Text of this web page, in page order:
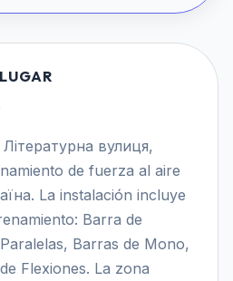
вулиця,
de fuerza al aire
La instalación incluye
Barra de
Barras de Mono,
Flexiones. La zona